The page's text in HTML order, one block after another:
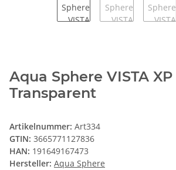
Aqua Sphere VISTA
Transparent
Artikelnummer: Art334
GTIN: 3665771127836
HAN: 191649167473
Hersteller: Aqua Sphere